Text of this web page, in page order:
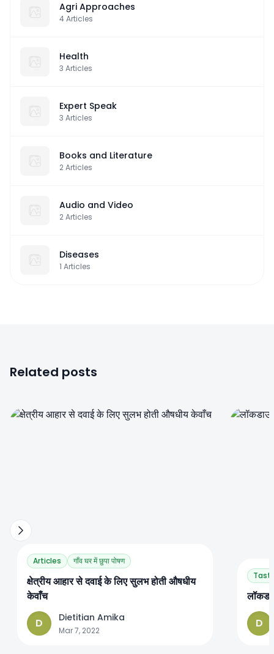
Agri Approaches
4Articles
Health
3 Articles
Expert Speak
3 Articles
Books and Literature
2Articles
Audio and Video
2Articles
Diseases
1 Articles
Related posts
Articles गाँव घर में छुपा पोषण
क्षेत्रीय आहार से दवाई के लिए सुलभ होती औषधीय
केवाँच
D
Dietitian Amika
Mar 7, 2022
D